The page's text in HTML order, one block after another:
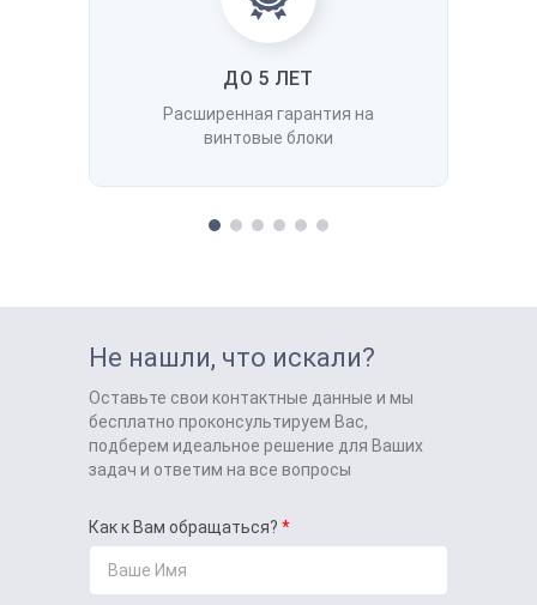
ДО 5 ЛЕТ
Расширенная гарантия на
винтовые блоки
Не нашли, что искали?
Оставьте свои контактные данные и мы
бесплатно проконсультируем Вас,
подберем идеальное решение для Ваших
задач и ответим на все вопросы
Как к Вам обращаться?